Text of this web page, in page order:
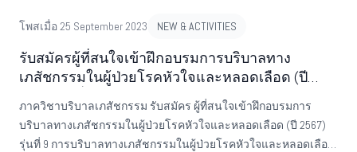
ต้นสังกัดได้รับหนังสือแล้ว ให้ท่านชำระค่าลงทะเบียนตามราย
ละเอียดการชำระเงินที่ปรากฏในหนังสือ5. คณะฯ จะจัดส่งใบเสร็จ
รับเงินให้แก่ท่านทาง ปณท.หมายเหตุ: ผู้เข้าร่วมอบรมหลักสูตรระยะ
สั้ย สามารถเก็บสะสมหน่วยกิตการศึกษาต่อเนื่องได้-------------------------
----------------------- สอบถามรายละเอียดการประชุมเพิ่มเติมได้ที่ หน่วย
บริการวิชาการ คณะเภสัชศาสตร์ มช. โทร. 053-944374 / Email:
cpe.pharmcmu@gmail.com / Line ID : @wal3469f
โพสเมื่อ 25 September 2023 NEW & ACTIVITIES
รับสมัครผู้ที่สนใจเข้าฝึกอบรมการบริบาลทาง
เภสัชกรรมในผู้ป่วยโรคหัวใจและหลอดเลือด (ปี
ภาควิชาบริบาลเภสัชกรรม รับสมัคร ผู้ที่สนใจเข้าฝึกอบรมการ
บริบาลทางเภสัชกรรมในผู้ป่วยโรคหัวใจและหลอดเลือด (ปี 2567)
รุ่นที่ 9 การบริบาลทางเภสัชกรรมในผู้ป่วยโรคหัวใจและหลอดเลือด